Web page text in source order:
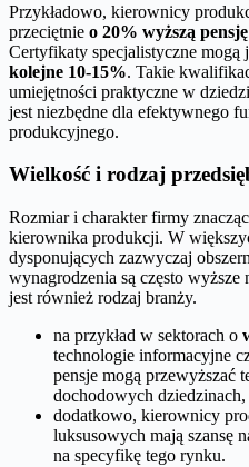
Przykładowo, kierownicy
przeciętnie o 20% wyższą pensję
Certyfikaty specjalistyczne mogą
kolejne 10-15%. Takie
umiejętności praktyczne w
jest niezbędne dla efektywnego
produkcyjnego.
Wielkość i rodzaj
Rozmiar i charakter firmy
kierownika produkcji. W
dysponujących zazwyczaj
wynagrodzenia są często
jest również rodzaj branży.
na przykład w sektorach o
technologie informacyjne
pensje mogą przewyższać
dochodowych dziedzinach,
dodatkowo, kierownicy
luksusowych mają szansę
na specyfikę tego rynku.